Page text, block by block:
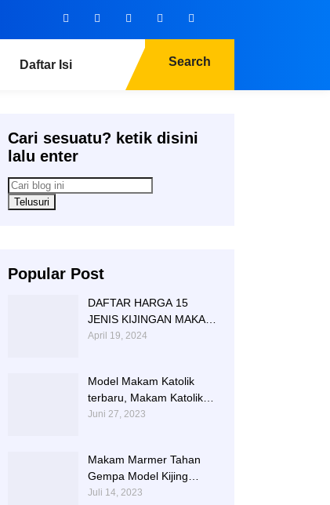
Daftar Isi Search
Cari sesuatu? ketik disini
lalu enter
Popular Post
DAFTAR HARGA 15
JENIS KIJINGAN MAKAM
MARMER GRANITE
April 19, 2024
Model Makam Katolik
terbaru, Makam Katolik
Granit, Contoh Makam
Juni 27, 2023
Makam Marmer Tahan
Gempa Model Kijing
Terlengkap
Juli 14, 2023